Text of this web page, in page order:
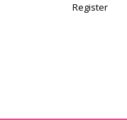
Register